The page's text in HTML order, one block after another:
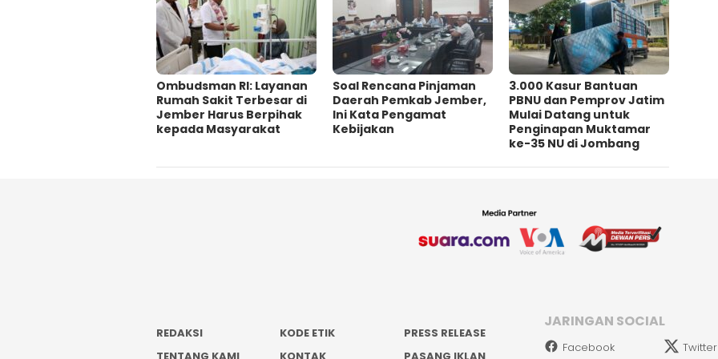
Ombudsman RI: Layanan
Rumah Sakit Terbesar di
Jember Harus Berpihak
kepada Masyarakat
‎Soal Rencana Pinjaman
Daerah Pemkab Jember,
Ini Kata Pengamat
Kebijakan ‎
3.000 Kasur Bantuan
PBNU dan Pemprov Jatim
Mulai Datang untuk
Penginapan Muktamar
ke-35 NU di Jombang
REDAKSI KODE ETIK
PRESS RELEASE
JARINGAN SOCIAL
Facebook Twitter